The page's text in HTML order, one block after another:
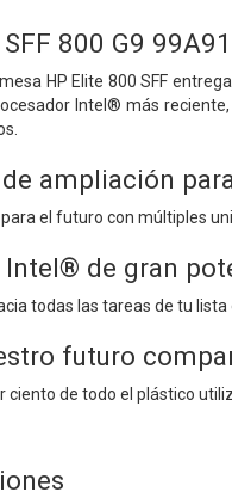
800 G9
HP Elite 800 SFF
Intel® más
ampliación
el futuro con múltiples
Intel® de gran
todas las tareas de tu
futuro
ciento de todo el plástico